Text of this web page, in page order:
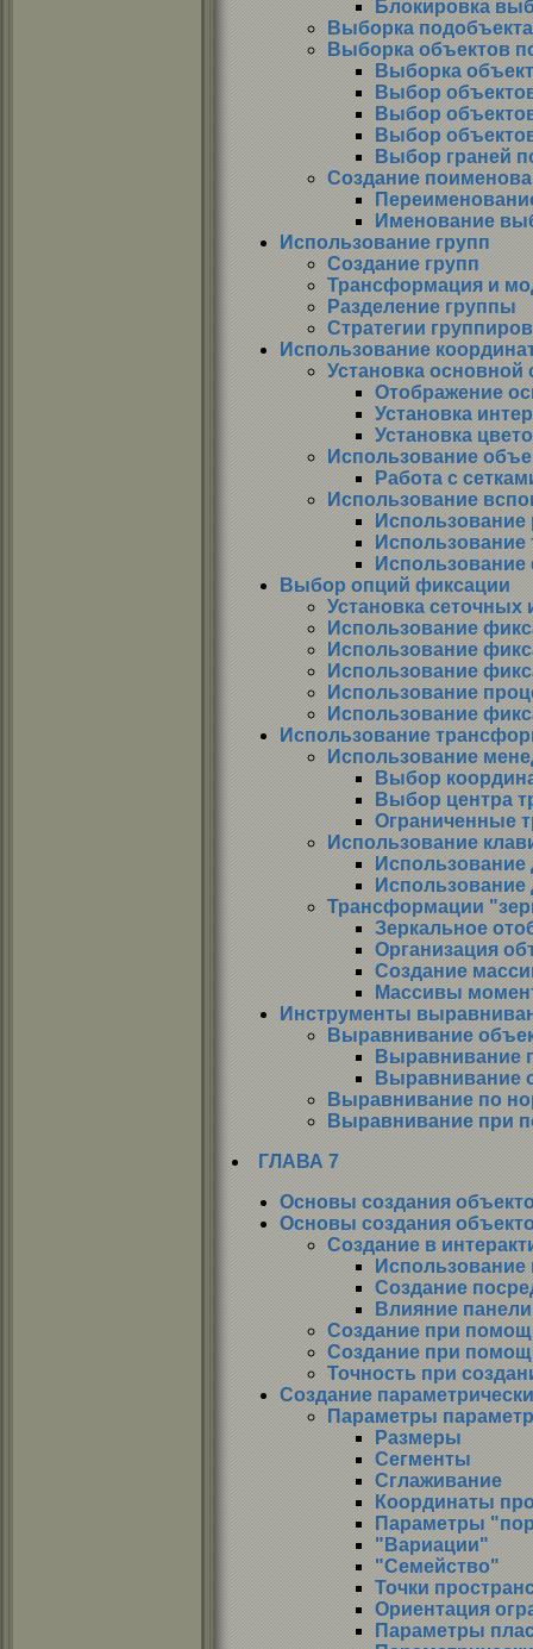
Блокировка
Выборка подобъекта
Выборка объектов
Выборка
Выбор
Выбор
Выбор
Выбор граней
Создание
Именование
Использование групп
Создание групп
Трансформация и
Разделение группы
Стратегии
Использование
Установка основной
Отображение
Установка
Установка
Использование
Работа с
Использование
Использование
Использование
Выбор опций фиксации
Установка
Использование
Использование
Использование
Использование
Использование
Использование
Использование
Выбор
Выбор центра
Ограниченные
Использование
Трансформации
Зеркальное
Организация
Создание
Массивы
Инструменты
Выравнивание
Выравнивание
Выравнивание
Выравнивание по
Выравнивание при
ГЛАВА 7
Основы создания
Основы создания
Создание в
Создание
Влияние
Создание при
Создание при
Точность при
Создание
Параметры
Размеры
Сегменты
Сглаживание
Координаты
Параметры
"Вариации"
"Семейство"
Точки
Ориентация
Параметры